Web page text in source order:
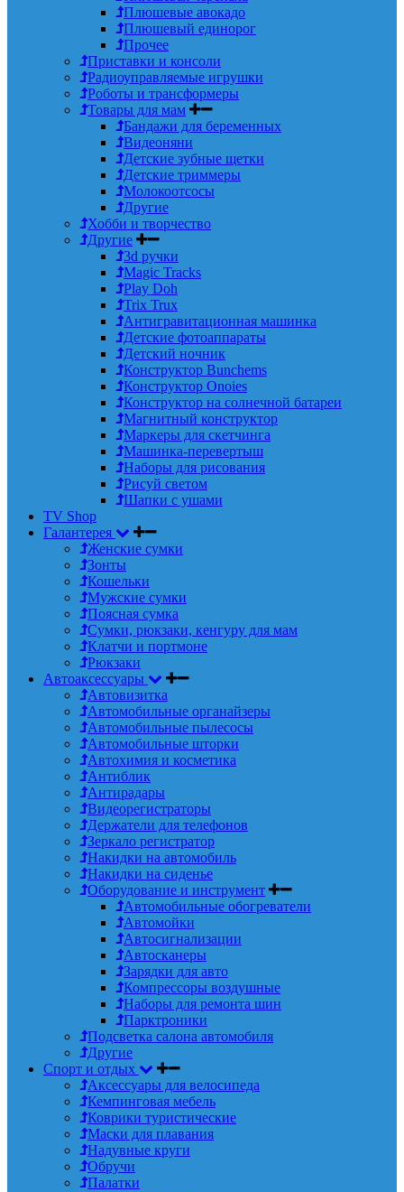
Плюшевые авокадо
Плюшевый единорог
Прочее
Приставки и консоли
Радиоуправляемые игрушки
Роботы и трансформеры
Товары для мам
Бандажи для беременных
Видеоняни
Детские зубные щетки
Детские триммеры
Молокоотсосы
Другие
Хобби и творчество
Другие
3d ручки
Magic Tracks
Play Doh
Trix Trux
Антигравитационная машинка
Детские фотоаппараты
Детский ночник
Конструктор Bunchems
Конструктор Onoies
Конструктор на солнечной батареи
Магнитный конструктор
Маркеры для скетчинга
Машинка-перевертыш
Наборы для рисования
Рисуй светом
Шапки с ушами
TV Shop
Галантерея
Женские сумки
Зонты
Кошельки
Мужские сумки
Поясная сумка
Сумки, рюкзаки, кенгуру для мам
Клатчи и портмоне
Рюкзаки
Автоаксессуары
Автовизитка
Автомобильные органайзеры
Автомобильные пылесосы
Автомобильные шторки
Автохимия и косметика
Антиблик
Антирадары
Видеорегистраторы
Держатели для телефонов
Зеркало регистратор
Накидки на автомобиль
Накидки на сиденье
Оборудование и инструмент
Автомобильные обогреватели
Автомойки
Автосигнализации
Автосканеры
Зарядки для авто
Компрессоры воздушные
Наборы для ремонта шин
Парктроники
Подсветка салона автомобиля
Другие
Спорт и отдых
Аксессуары для велосипеда
Кемпинговая мебель
Коврики туристические
Маски для плавания
Надувные круги
Обручи
Палатки